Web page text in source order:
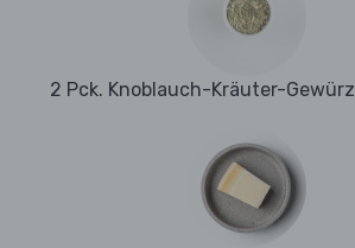
2 Pck. Knoblauch-Kräuter-